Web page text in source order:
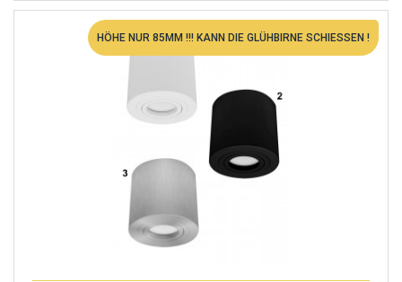
HÖHE NUR 85MM !!! KANN DIE GLÜHBIRNE SCHIESSEN !